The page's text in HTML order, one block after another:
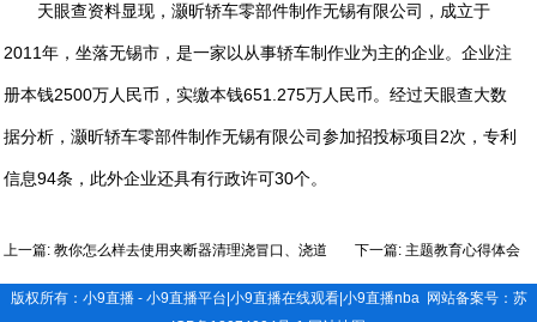
天眼查资料显现，灏昕轿车零部件制作无锡有限公司，成立于
2011年，坐落无锡市，是一家以从事轿车制作业为主的企业。企业注
册本钱2500万人民币，实缴本钱651.275万人民币。经过天眼查大数
据分析，灏昕轿车零部件制作无锡有限公司参加招投标项目2次，专利
信息94条，此外企业还具有行政许可30个。
上一篇: 教你怎么样去使用夹断器清理浇冒口、浇道 下一篇:主题教育心得体会
版权所有： 小9直播 - 小9直播平台|小9直播在线观看|小9直播nba 网站备案号： 苏